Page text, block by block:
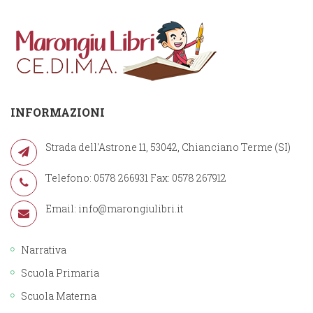
INFORMAZIONI
Strada dell'Astrone 11, 53042, Chianciano Terme (SI)
Telefono: 0578 266931 Fax: 0578 267912
Email: info@marongiulibri.it
Narrativa
Scuola Primaria
Scuola Materna